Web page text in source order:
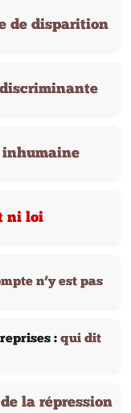
de disparition
inhumaine
ni loi
n’y est pas
: qui dit
la répression